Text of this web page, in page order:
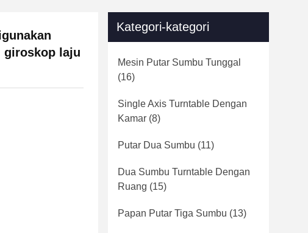
giroskop laju
Kategori-kategori
Mesin Putar Sumbu Tunggal
(16)
Single Axis Turntable Dengan
Kamar (8)
Putar Dua Sumbu (11)
Dua Sumbu Turntable Dengan
Ruang (15)
Papan Putar Tiga Sumbu (13)